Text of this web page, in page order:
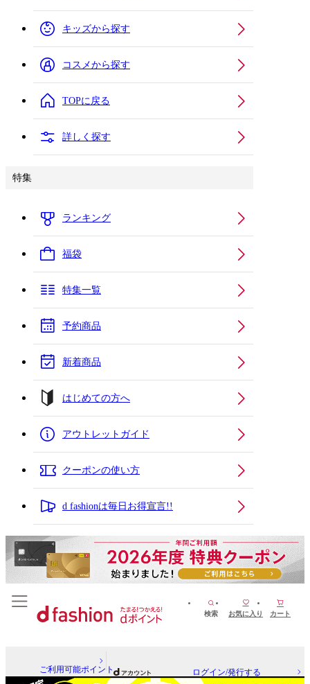
キッズから探す
コスメから探す
TOPに戻る
詳しく探す
特集
ランキング
福袋
特集一覧
予約商品
新着商品
はじめての方へ
アウトレットガイド
クーポンの使い方
d fashionは毎日お得宣言!!
検索 お気に入り カート
ご利用可能ポイント ログイン/発行する